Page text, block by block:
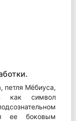
петля Мёбиуса,
как символ
ее боковым